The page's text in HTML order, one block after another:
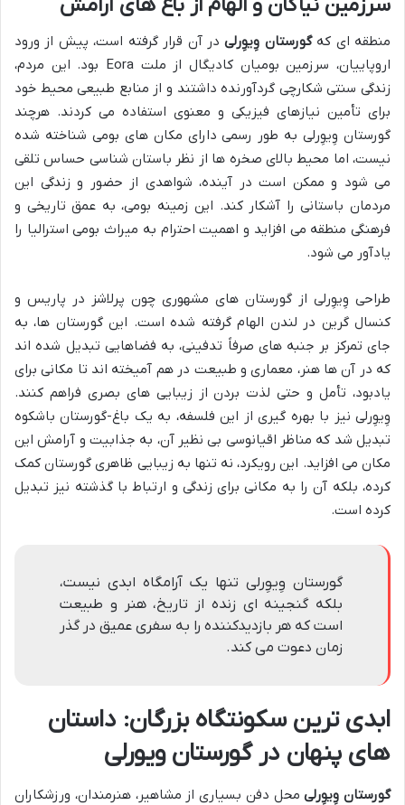
منطقه ای کهگورستان وِیوِرلیدر آن قرار گرفته است، پیش از ورود
اروپاییان، سرزمین بومیان کادیگال از ملت Eora بود. این مردم،
زندگی سنتی شکارچی گردآورنده داشتند و از منابع طبیعی محیط خود
برای تأمین نیازهای فیزیکی و معنوی استفاده می کردند. هرچند
گورستان وِیوِرلی به طور رسمی دارای مکان های بومی شناخته شده
نیست، اما محیط بالای صخره ها از نظر باستان شناسی حساس تلقی
می شود و ممکن است در آینده، شواهدی از حضور و زندگی این
مردمان باستانی را آشکار کند. این زمینه بومی، به عمق تاریخی و
فرهنگی منطقه می افزاید و اهمیت احترام به میراث بومی استرالیا را
یادآور می شود.
طراحی وِیوِرلی از گورستان های مشهوری چون پرلاشز در پاریس و
کنسال گرین در لندن الهام گرفته شده است. این گورستان ها، به
جای تمرکز بر جنبه های صرفاً تدفینی، به فضاهایی تبدیل شده اند
که در آن ها هنر، معماری و طبیعت در هم آمیخته اند تا مکانی برای
یادبود، تأمل و حتی لذت بردن از زیبایی های بصری فراهم کنند.
وِیوِرلی نیز با بهره گیری از این فلسفه، به یک باغ-گورستان باشکوه
تبدیل شد که مناظر اقیانوسی بی نظیر آن، به جذابیت و آرامش این
مکان می افزاید. این رویکرد، نه تنها به زیبایی ظاهری گورستان کمک
کرده، بلکه آن را به مکانی برای زندگی و ارتباط با گذشته نیز تبدیل
کرده است.
گورستان وِیوِرلی تنها یک آرامگاه ابدی نیست،
بلکه گنجینه ای زنده از تاریخ، هنر و طبیعت
است که هر بازدیدکننده را به سفری عمیق در گذر
زمان دعوت می کند.
ابدی ترین سکونتگاه بزرگان: داستان
های پنهان در گورستان ویورلی
گورستان وِیوِرلیمحل دفن بسیاری از مشاهیر، هنرمندان، ورزشکاران